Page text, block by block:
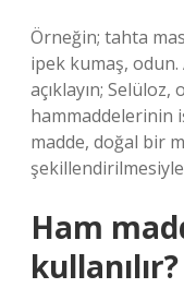
Örneğin; tahta
ipek kumaş,
açıklayın; Selüloz,
hammaddelerinin
madde, doğal bir
Ham
kullanılır?